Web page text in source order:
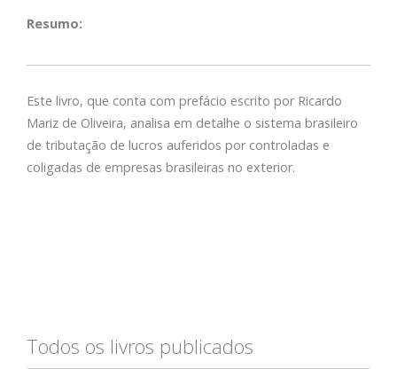
Resumo:
Este livro, que conta com prefácio escrito por Ricardo
Mariz de Oliveira, analisa em detalhe o sistema brasileiro
de tributação de lucros auferidos por controladas e
coligadas de empresas brasileiras no exterior.
Todos os livros publicados